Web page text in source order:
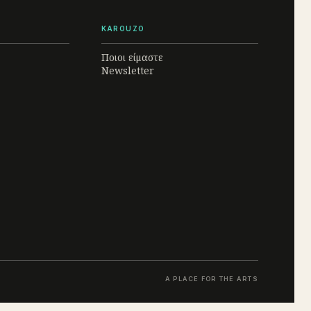
KAROUZO
Ποιοι είμαστε
Newsletter
A PLACE FOR THE ARTS